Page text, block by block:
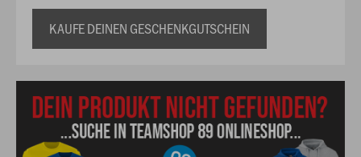
KAUFE DEINEN GESCHENKGUTSCHEIN